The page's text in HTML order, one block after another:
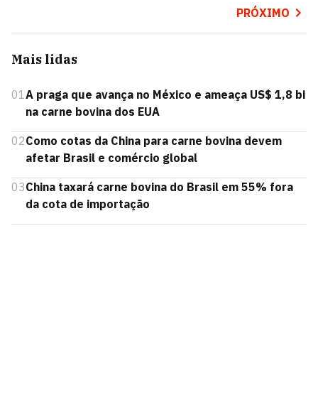
PRÓXIMO
Mais lidas
01A praga que avança no México e ameaça US$ 1,8 bi
na carne bovina dos EUA
02Como cotas da China para carne bovina devem
afetar Brasil e comércio global
03China taxará carne bovina do Brasil em 55% fora
da cota de importação